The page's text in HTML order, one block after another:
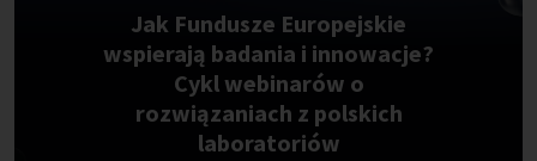
Jak Fundusze Europejskie
wspierają badania i innowacje?
Cykl webinarów o
rozwiązaniach z polskich
laboratoriów